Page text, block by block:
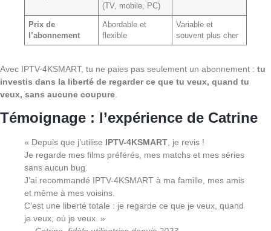
(TV, mobile, PC)
Prix de
l’abonnement
Abordable et
flexible
Variable et
souvent plus cher
Avec IPTV-4KSMART, tu ne paies pas seulement un abonnement : tu
investis dans la liberté de regarder ce que tu veux, quand tu
veux, sans aucune coupure
Témoignage : l’expérience de Catrine
« Depuis que j’utilise IPTV-4KSMART , je revis !
Je regarde mes films préférés, mes matchs et mes séries
sans aucun bug.
J’ai recommandé IPTV-4KSMART à ma famille, mes amis
et même à mes voisins.
C’est une liberté totale : je regarde ce que je veux, quand
je veux, où je veux. »